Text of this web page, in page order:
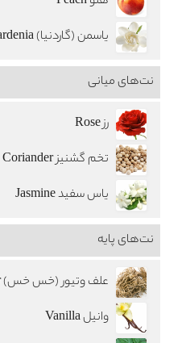
یاسمن (گاردنیا) Gardenia
نت‌های میانی
رز Rose
تخم گشنیز Coriander
یاس سفید Jasmine
نت‌های پایه
علف وتیور (خس خس) Vetiver
وانیل Vanilla